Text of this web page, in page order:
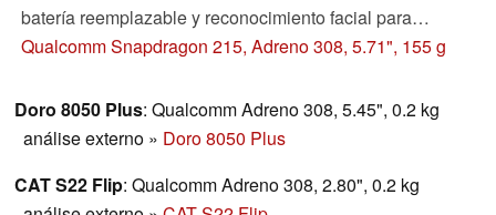
batería reemplazable y reconocimiento facial para
desbloquearlo tendría buenos comienzos, pero no facilita
errores de detalle.
Qualcomm Snapdragon 215, Adreno 308, 5.71", 155 g
Doro 8050 Plus: Qualcomm Adreno 308, 5.45", 0.2 kg
análise externo » Doro 8050 Plus
CAT S22 Flip: Qualcomm Adreno 308, 2.80", 0.2 kg